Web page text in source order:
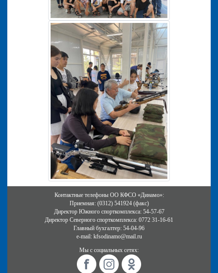
Контактные телефоны ОО КФСО «Динамо»:
Приемная: (0312) 541924 (факс)
Директор Южного спорткомплекса: 54-57-67
Директор Северного спорткомплекса: 0772 31-16-61
Главный бухгалтер: 54-04-96
e-mail: kfsodinamo@mail.ru
Мы с социальных сетях: